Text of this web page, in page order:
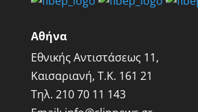
Αθήνα
Εθνικής Αντιστάσεως 11,
Καισαριανή, Τ.Κ. 161 21
Τηλ. 210 70 11 143